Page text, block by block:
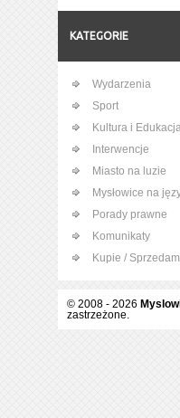
KATEGORIE
Wydarzenia
Sport
Kultura i
Interwencje
Miasto na luzie
Mysłowice na
Porady prawne
Komunikaty
Kupie /
© 2008 - 2026
zastrzeżone.